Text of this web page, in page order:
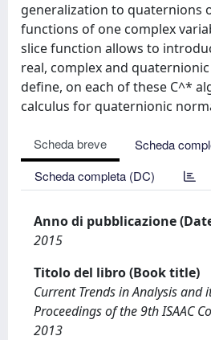
generalization to quaternions
functions of one complex
slice function allows to
real, complex and
define, on each of these C^*
calculus for quaternionic
Scheda breve
Scheda
Scheda completa (DC)
Anno di pubblicazione
2015
Titolo del libro (Book title)
Current Trends in Analysis and
Proceedings of the 9th ISAAC
2013